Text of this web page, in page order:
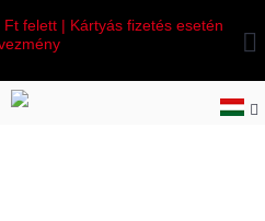
felett | Kártyás fizetés esetén